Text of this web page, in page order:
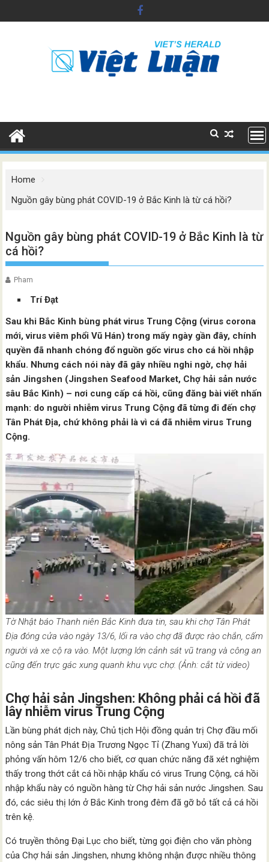
to
Home
Nguồn gây bùng phát COVID-19 ở Bắc Kinh là từ cá hồi?
Nguồn gây bùng phát COVID-19 ở Bắc Kinh là từ
cá hồi?
Pham
Trí Đạt
Sau khi Bắc Kinh bùng phát virus Trung Cộng (virus corona
mới, virus viêm phổi Vũ Hán) trong mấy ngày gần đây, chính
quyền đã nhanh chóng đổ nguồn gốc virus cho cá hồi nhập
khẩu. Nhưng cách nói này đã gây nhiều nghi ngờ, chợ hải
sản Jingshen (Jingshen Seafood Market, Chợ hải sản nước
sâu Bắc Kinh) – nơi cung cấp cá hồi, cũng đăng bài viết nhấn
mạnh: do người nhiễm virus Trung Cộng đã từng đi đến chợ
Tân Phát Địa, chứ không phải là vì cá đã nhiễm virus Trung
Cộng.
Tờ Nhật báo Thanh niên Bắc Kinh đưa tin, sau khi chợ Tân Phát
Địa đóng cửa vào ngày 13/6, lối ra vào chợ đã được rào chắn, cấm
người và xe cộ ra vào. Một lượng lớn cảnh sát vũ trang và công an
cũng đến trực gác xung quanh khu vực chợ. (Ảnh: cắt từ video)
Chợ hải sản Jingshen: Không phải cá hồi đã
lây nhiễm virus Trung Cộng
Lần bùng phát dịch này, Chủ tịch Hội đồng quản trị Chợ đầu mối
nông sản Tân Phát Địa Trương Ngọc Tỉ (Zhang Yuxi) đã trả lời
phỏng vấn hôm 12/6 cho biết, cơ quan chức năng đã xét nghiệm
thấy trong thớt cắt cá hồi nhập khẩu có virus Trung Cộng, cá hồi
nhập khẩu này có nguồn hàng từ Chợ hải sản nước Jingshen. Sau
đó, các siêu thị lớn ở Bắc Kinh trong đêm đã gỡ bỏ tất cả cá hồi
trên kệ.
Có truyền thông Đại Lục cho biết, từng gọi điện cho văn phòng
của Chợ hải sản Jingshen, nhưng không nhận được nhiều thông